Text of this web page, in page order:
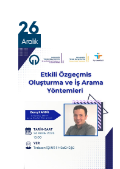
26
Aralık